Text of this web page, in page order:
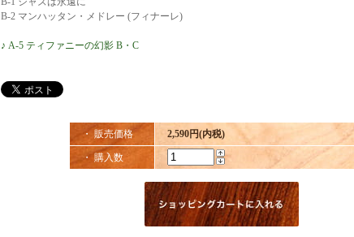
B-2 マンハッタン・メドレー (フィナーレ)
♪ A-5 ティファニーの幻影 B・C
・ 販売価格 2,590円(内税)
・ 購入数